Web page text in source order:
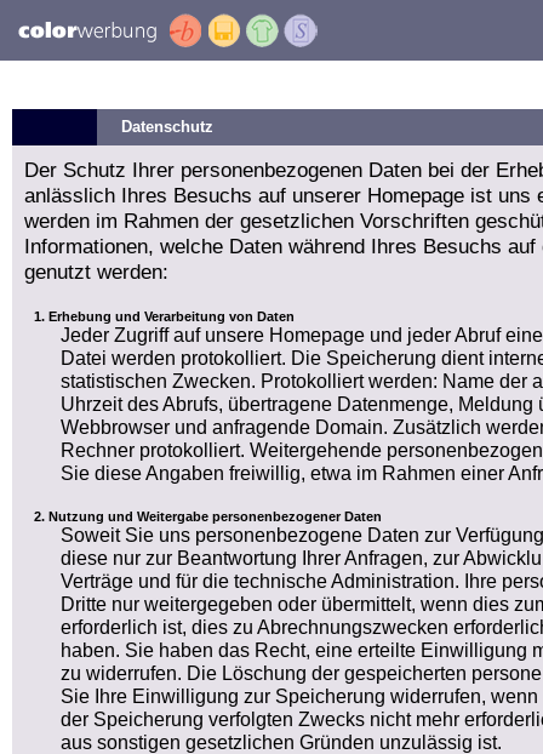
Datenschutz
Der Schutz Ihrer personenbezogenen Daten bei der
anlässlich Ihres Besuchs auf unserer Homepage ist uns
werden im Rahmen der gesetzlichen Vorschriften
Informationen, welche Daten während Ihres Besuchs
genutzt werden:
Erhebung und Verarbeitung von Daten
Jeder Zugriff auf unsere Homepage und jeder Abruf
Datei werden protokolliert. Die Speicherung dient
statistischen Zwecken. Protokolliert werden: Name der
Uhrzeit des Abrufs, übertragene Datenmenge, Meldung
Webbrowser und anfragende Domain. Zusätzlich
Rechner protokolliert. Weitergehende
Sie diese Angaben freiwillig, etwa im Rahmen einer
Nutzung und Weitergabe personenbezogener Daten
Soweit Sie uns personenbezogene Daten zur
diese nur zur Beantwortung Ihrer Anfragen, zur
Verträge und für die technische Administration. Ihre
Dritte nur weitergegeben oder übermittelt, wenn dies
erforderlich ist, dies zu Abrechnungszwecken
haben. Sie haben das Recht, eine erteilte Einwilligung
zu widerrufen. Die Löschung der gespeicherten
Sie Ihre Einwilligung zur Speicherung widerrufen,
der Speicherung verfolgten Zwecks nicht mehr
aus sonstigen gesetzlichen Gründen unzulässig ist.